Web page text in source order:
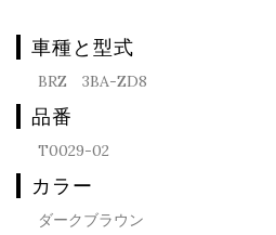
車種と型式
BRZ 3BA-ZD8
品番
T0029-02
カラー
ダークブラウン